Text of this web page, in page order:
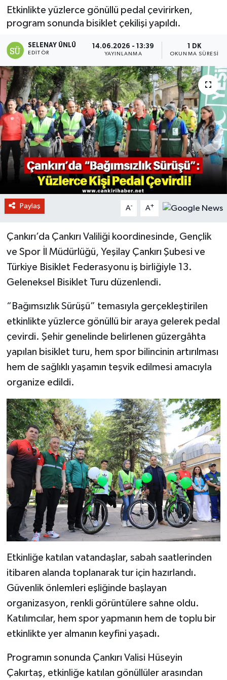
Etkinlikte yüzlerce gönüllü pedal çevirirken,
program sonunda bisiklet çekilişi yapıldı.
SELENAY ÜNLÜ
EDITÖR
14.06.2026 - 13:39
YAYINLANMA
1 DK
OKUNMA SÜRESI
Paylaş A- A+
Çankırı’da Çankırı Valiliği koordinesinde, Gençlik
ve Spor İl Müdürlüğü, Yeşilay Çankırı Şubesi ve
Türkiye Bisiklet Federasyonu iş birliğiyle 13.
Geleneksel Bisiklet Turu düzenlendi.
“Bağımsızlık Sürüşü” temasıyla gerçekleştirilen
etkinlikte yüzlerce gönüllü bir araya gelerek pedal
çevirdi. Şehir genelinde belirlenen güzergâhta
yapılan bisiklet turu, hem spor bilincinin artırılması
hem de sağlıklı yaşamın teşvik edilmesi amacıyla
organize edildi.
Etkinliğe katılan vatandaşlar, sabah saatlerinden
itibaren alanda toplanarak tur için hazırlandı.
Güvenlik önlemleri eşliğinde başlayan
organizasyon, renkli görüntülere sahne oldu.
Katılımcılar, hem spor yapmanın hem de toplu bir
etkinlikte yer almanın keyfini yaşadı.
Programın sonunda Çankırı Valisi Hüseyin
Çakırtaş, etkinliğe katılan gönüllüler arasından